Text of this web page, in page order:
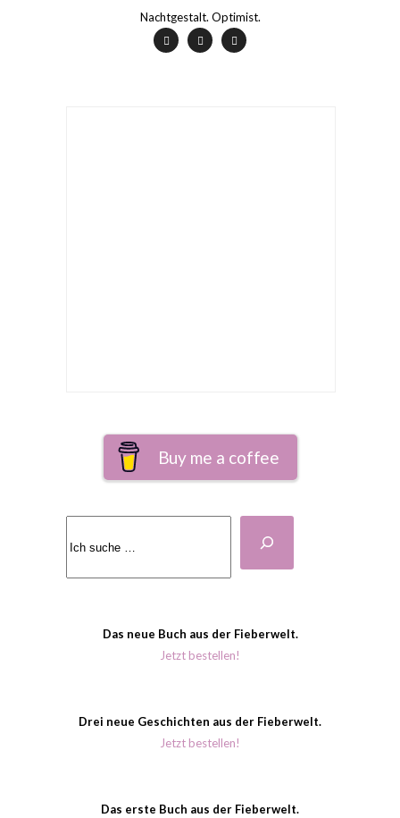
Nachtgestalt. Optimist.
Buy me a coffee
Das neue Buch aus der Fieberwelt.
Jetzt bestellen!
Drei neue Geschichten aus der Fieberwelt.
Jetzt bestellen!
Das erste Buch aus der Fieberwelt.